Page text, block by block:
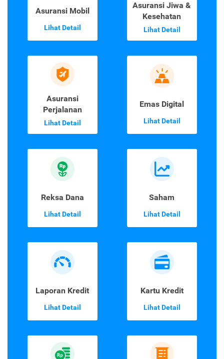
Asuransi Mobil
Lihat Detail
Asuransi Jiwa &
Kesehatan
Lihat Detail
Asuransi
Perjalanan
Lihat Detail
Emas Digital
Lihat Detail
Reksa Dana
Lihat Detail
Saham
Lihat Detail
Laporan Kredit
Lihat Detail
Kartu Kredit
Lihat Detail